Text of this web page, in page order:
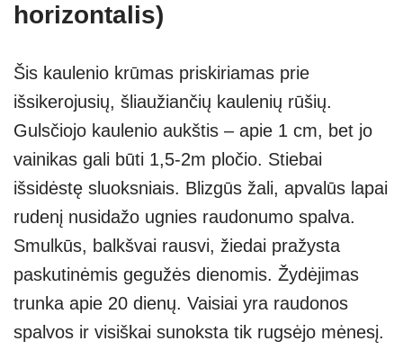
horizontalis)
Šis kaulenio krūmas priskiriamas prie
išsikerojusių, šliaužiančių kaulenių rūšių.
Gulsčiojo kaulenio aukštis – apie 1 cm, bet jo
vainikas gali būti 1,5-2m pločio. Stiebai
išsidėstę sluoksniais. Blizgūs žali, apvalūs lapai
rudenį nusidažo ugnies raudonumo spalva.
Smulkūs, balkšvai rausvi, žiedai pražysta
paskutinėmis gegužės dienomis. Žydėjimas
trunka apie 20 dienų. Vaisiai yra raudonos
spalvos ir visiškai sunoksta tik rugsėjo mėnesį.